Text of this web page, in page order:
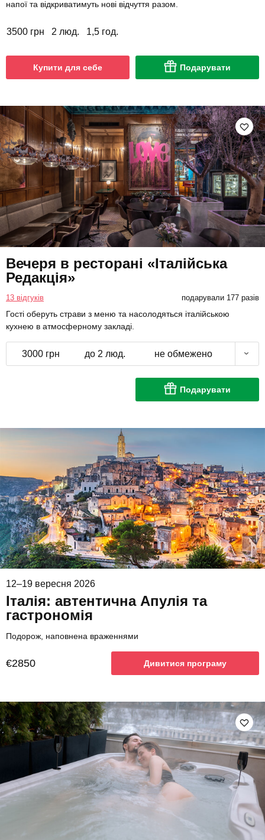
напої та відкриватимуть нові відчуття разом.
3500 грн 2 люд. 1,5 год.
Купити для себе Подарувати
Вечеря в ресторані «Італійська
Редакція»
13 відгуків подарували 177 разів
Гості оберуть страви з меню та насолодяться італійською
кухнею в атмосферному закладі.
3000 грн до 2 люд. не обмежено
Подарувати
12–19 вересня 2026
Італія: автентична Апулія та
гастрономія
Подорож, наповнена враженнями
€2850 Дивитися програму